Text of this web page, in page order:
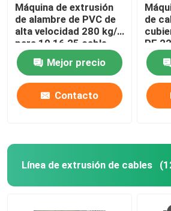
Máquina de extrusión
de alambre de PVC de
alta velocidad 280 kg/h
para 10 16 25 cable
Mejor precio
Contacto
de
PE
motor
Línea de extrusión de cables